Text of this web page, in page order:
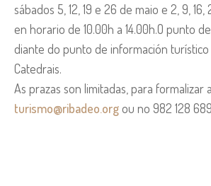
sábados 5, 12, 19 e 26 de maio e 2, 9,
en horario de 10.00h a 14.00h.O punto
diante do punto de información turístico
Catedrais.
As prazas son limitadas, para formalizar
turismo@ribadeo.orgou no 982 128